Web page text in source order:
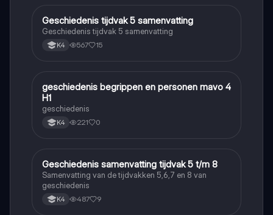
Geschiedenis
Geschiedenis tijdvak 5 samenvatting
Geschiedenis tijdvak 5 samenvatting
K4 567 15
Geschiedenis
geschiedenis begrippen en personen mavo 4
H1
geschiedenis
K4 221 0
Geschiedenis
Geschiedenis samenvatting tijdvak 5 t/m 8
Samenvatting van de tijdvakken 5,6,7 en 8 van
geschiedenis
K4 487 9